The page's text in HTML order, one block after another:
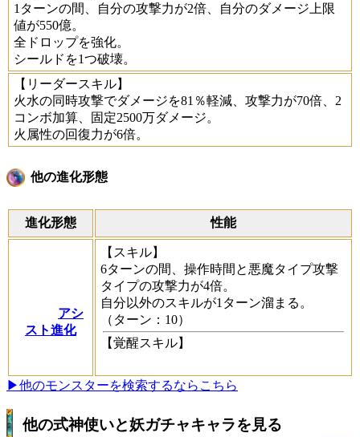
1ターンの間、自分の攻撃力が2倍、自分のダメージ上限
値が550億。
全ドロップを強化。
シールドを1つ破壊。
【リーダースキル】
火水の同時攻撃でダメージを81％軽減、攻撃力が70倍、2
コンボ加算、固定2500万ダメージ。
火属性の回復力が6倍。
他の進化形態
進化形態 性能
アシ
スト進化
【スキル】
6ターンの間、操作時間と悪魔タイプ攻撃
タイプの攻撃力が4倍。
自分以外のスキルが1ターン溜まる。
（ターン：10）
【覚醒スキル】
▶他のモンスターを検索するならこちら
他の式神使いと妖ガチャキャラを見る